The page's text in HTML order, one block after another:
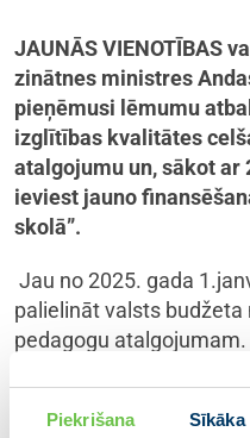
Piekrišana
JAUNĀS VIENOTĪBAS
zinātnes ministres
pieņēmusi lēmumu
izglītības kvalitātes
atalgojumu un, sākot ar
ieviest jauno
skolā”.
Jau no 2025. gada
palielināt valsts
pedagogu